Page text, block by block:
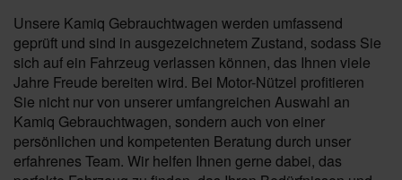
Unsere Kamiq Gebrauchtwagen werden umfassend
geprüft und sind in ausgezeichnetem Zustand, sodass Sie
sich auf ein Fahrzeug verlassen können, das Ihnen viele
Jahre Freude bereiten wird. Bei Motor-Nützel profitieren
Sie nicht nur von unserer umfangreichen Auswahl an
Kamiq Gebrauchtwagen, sondern auch von einer
persönlichen und kompetenten Beratung durch unser
erfahrenes Team. Wir helfen Ihnen gerne dabei, das